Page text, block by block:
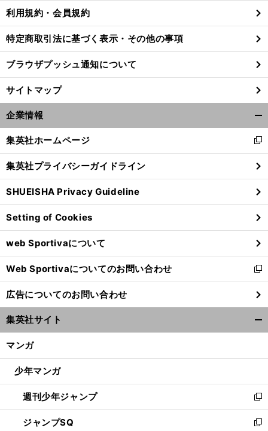
前
利用規約・会員規約
特定商取引法に基づく表示・その他の事項
ブラウザプッシュ通知について
サイトマップ
企業情報
閉
る
集英社ホームページ
新
し
い
ウ
ィ
ン
ド
ウ
で
開
く
集英社プライバシーガイドライン
SHUEISHA Privacy Guideline
Setting of Cookies
web Sportivaについて
Web Sportivaについてのお問い合わせ
新
し
い
ウ
ィ
ン
ウ
開
く
広告についてのお問い合わせ
集英社サイト
マンガ
少年マンガ
週刊少年ジャンプ
新
し
い
ジャンプSQ
新